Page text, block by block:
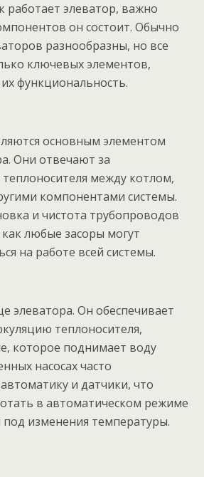
работает элеватор, важно
он состоит. Обычно
разнообразны, но все
ключевых элементов,
функциональность.
основным элементом
Они отвечают за
между котлом,
компонентами системы.
и чистота трубопроводов
любые засоры могут
на работе всей системы.
элеватора. Он обеспечивает
теплоносителя,
которое поднимает воду
насосах часто
и датчики, что
в автоматическом режиме
под изменения температуры.